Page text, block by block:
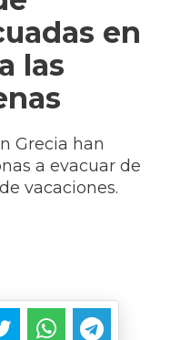
en
las
Grecia han
a evacuar de
vacaciones.